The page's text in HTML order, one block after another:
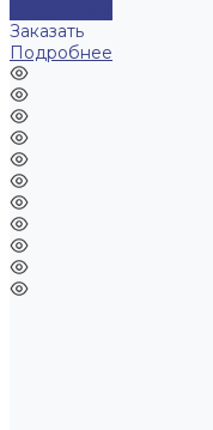
Заказать
Подробнее